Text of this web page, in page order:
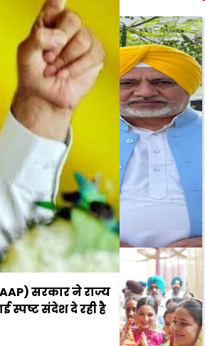
AAP)सरकार ने राज्य
स्पष्ट संदेश दे रही है